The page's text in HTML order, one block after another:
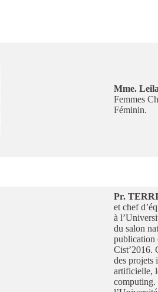
Mme. Leila
Femmes
Féminin.
Pr.
et chef
à
du salon
publication
Cist’2016.
des projets
artificielle,
computing.